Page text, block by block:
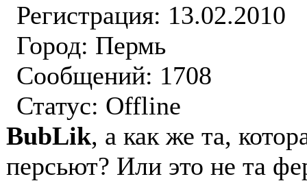
Регистрация: 13.02.2010
Город: Пермь
Сообщений: 1708
Статус: Offline
BubLik, а как же та,
персьют? Или это не та